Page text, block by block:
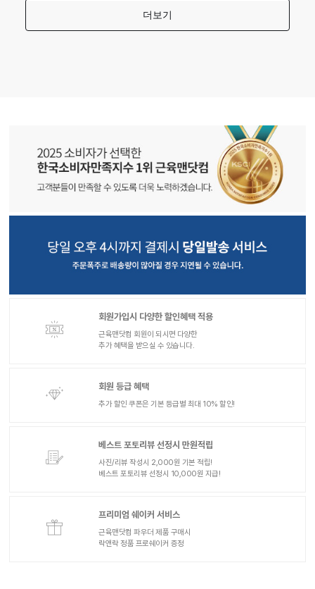
회원가입시 다양한 할인혜택 적용
근육맨닷컴 회원이 되시면 다양한
추가 혜택을 받으실 수 있습니다.
회원 등급 혜택
추가 할인 쿠폰은 기본 등급별 최대 10% 할인!
베스트 포토리뷰 선정시 만원적립
사진/리뷰 작성시 2,000원 기본 적립!
베스트 포토리뷰 선정시 10,000원 지급!
프리미엄 쉐이커 서비스
근육맨닷컴 파우더 제품 구매시
락앤락 정품 프로쉐이커 증정